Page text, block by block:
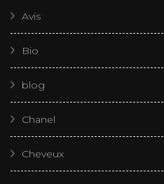
Avis
Bio
blog
Chanel
Cheveux